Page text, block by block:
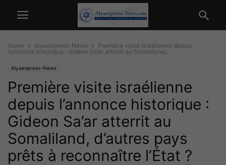
Home Alyaexpress-News
Première visite israélienne depuis
l’annonce historique : Gideon Sa’ar atterrit au Somaliland,...
Alyaexpress-News
Première visite israélienne
depuis l’annonce historique :
Gideon Sa’ar atterrit au
Somaliland, d’autres pays
prêts à reconnaître l’État ?